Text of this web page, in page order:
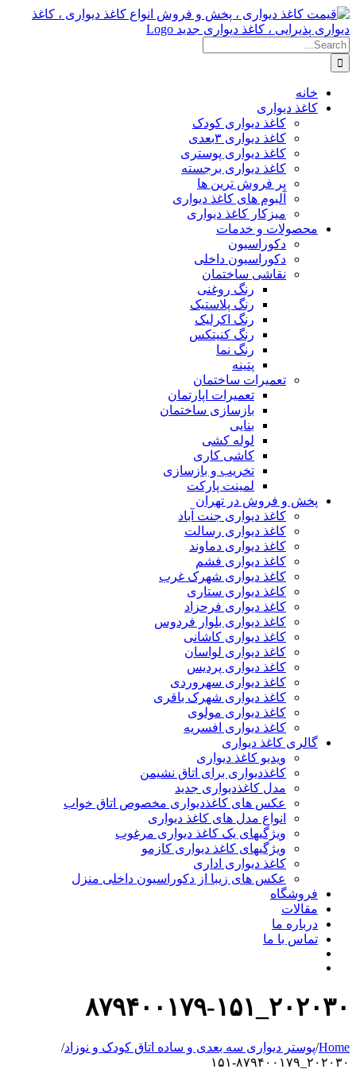
Skip
to
content
Search
for:
خانه
کاغذ دیواری
کاغذ دیواری کودک
کاغذ دیواری ۳بعدی
کاغذ دیواری پوستری
کاغذ دیواری برجسته
پر فروش ترین ها
آلبوم های کاغذ دیواری
میزکار کاغذ دیواری
محصولات و خدمات
دکوراسیون
دکوراسیون داخلی
نقاشی ساختمان
رنگ روغنی
رنگ پلاستیک
رنگ اکرلیک
رنگ کنیتکس
رنگ نما
پتینه
تعمیرات ساختمان
تعمیرات اپارتمان
بازسازی ساختمان
بنایی
لوله کشی
کاشی کاری
تخریب و بازسازی
لمینت پارکت
پخش و فروش در تهران
کاغذ دیواری جنت آباد
کاغذ دیواری رسالت
کاغذ دیواری دماوند
کاغذ دیواری فشم
کاغذ دیواری شهرک غرب
کاغذ دیواری ستاری
کاغذ دیواری فرحزاد
کاغذ دیواری بلوار فردوس
کاغذ دیواری کاشانی
کاغذ دیواری لواسان
کاغذ دیواری پردیس
کاغذ دیواری سهروردی
کاغذ دیواری شهرک باقری
کاغذ دیواری مولوی
کاغذ دیواری افسریه
گالری کاغذ دیواری
ویدیو کاغذ دیواری
کاغذدیواری برای اتاق نشیمن
مدل کاغذدیواری جدید
عکس های کاغذدیواری مخصوص اتاق خواب
انواع مدل های کاغذ دیواری
ویژگیهای یک کاغذ دیواری مرغوب
ویژگیهای کاغذ دیواری کازمو
کاغذ دیواری اداری
عکس های زیبا از دکوراسیون داخلی منزل
فروشگاه
مقالات
درباره ما
تماس با ما
۲۰۲۰۳۰_۸۷۹۴۰۰۱۷۹-۱۵۱
Home
/پوستر دیواری سه بعدی و ساده اتاق کودک و نوزاد/
۲۰۲۰۳۰_۸۷۹۴۰۰۱۷۹-۱۵۱